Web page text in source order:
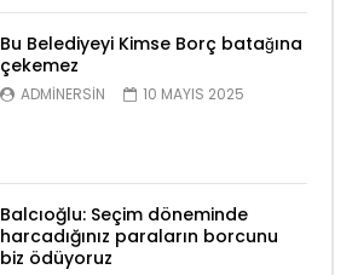
Bu Belediyeyi Kimse Borç batağına
çekemez
ADMINERSIN 10 MAYIS 2025
Balcıoğlu: Seçim döneminde
harcadığınız paraların borcunu
biz ödüyoruz